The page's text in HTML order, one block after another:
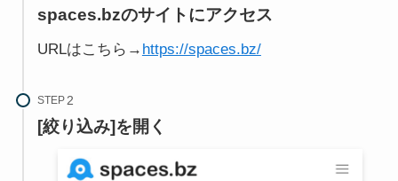
spaces.bzのサイトにアクセス
URLはこちら→ https://spaces.bz/
STEP
[絞り込み]を開く